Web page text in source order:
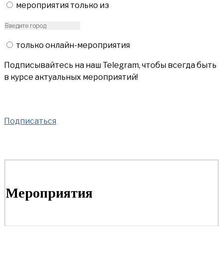
мероприятия только из
только онлайн-мероприятия
Подписывайтесь на наш Telegram, чтобы всегда быть
в курсе актуальных мероприятий!
Подписаться
Мероприятия